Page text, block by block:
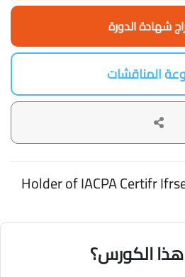
شهادة الدورة
المناقشات
الكورس؟